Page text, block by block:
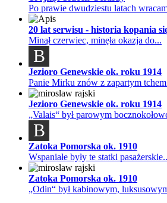
Po prawie dwudziestu latach
20 lat serwisu - historia kopania
Minął czerwiec, minęła okazja do...
B
Jezioro Genewskie ok. roku 1914
Panie Mirku znów z zapartym tchem
Jezioro Genewskie ok. roku 1914
„Valais“ był parowym
B
Zatoka Pomorska ok. 1910
Wspaniałe były te statki
Zatoka Pomorska ok. 1910
„Odin“ był kabinowym,